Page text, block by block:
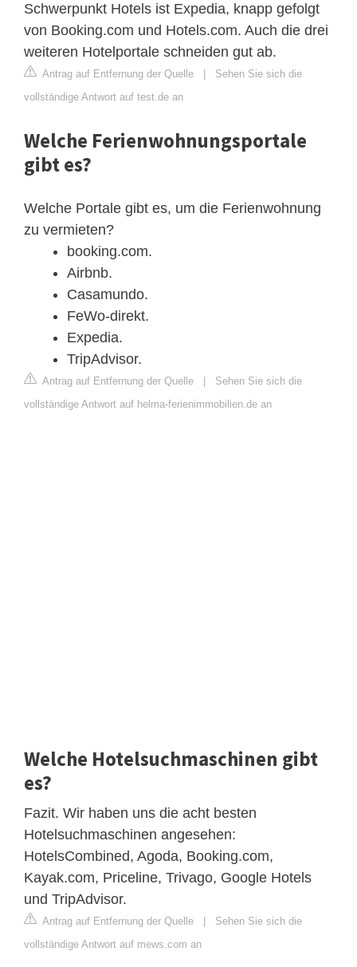
Schwerpunkt Hotels ist Expedia, knapp gefolgt
von Booking.com und Hotels.com. Auch die drei
weiteren Hotelportale schneiden gut ab.
Antrag auf Entfernung der Quelle
Sehen Sie sich die
vollständige Antwort auf test.de an
Welche Ferienwohnungsportale
gibt es?
Welche Portale gibt es, um die Ferienwohnung
zu vermieten?
booking.com.
Airbnb.
Casamundo.
FeWo-direkt.
Expedia.
TripAdvisor.
Antrag auf Entfernung der Quelle
Sehen Sie sich die
vollständige Antwort auf helma-ferienimmobilien.de an
Welche Hotelsuchmaschinen gibt
es?
Fazit. Wir haben uns die acht besten
Hotelsuchmaschinen angesehen:
HotelsCombined, Agoda, Booking.com,
Kayak.com, Priceline, Trivago, Google Hotels
und TripAdvisor.
Antrag auf Entfernung der Quelle
Sehen Sie sich die
vollständige Antwort auf mews.com an